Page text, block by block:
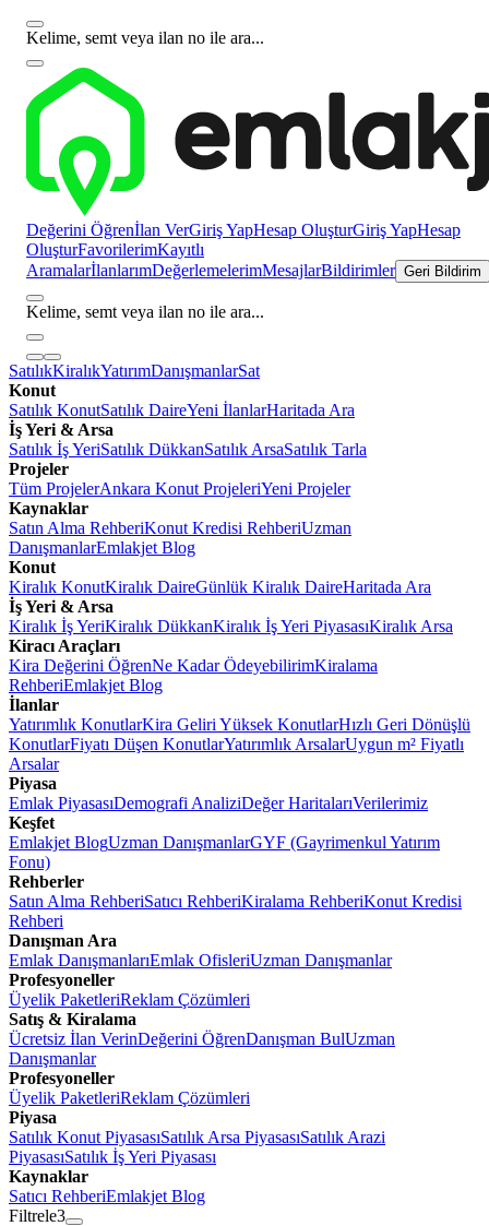
Kelime, semt veya ilan no ile ara...
Değerini Öğrenİlan VerGiriş YapHesap OluşturGiriş YapHesap
OluşturFavorilerimKayıtlı
AramalarİlanlarımDeğerlemelerimMesajlarBildirimler Geri Bildirim
Kelime, semt veya ilan no ile ara...
SatılıkKiralıkYatırımDanışmanlarSat
Konut
Satılık KonutSatılık DaireYeni İlanlarHaritada Ara
İş Yeri & Arsa
Satılık İş YeriSatılık DükkanSatılık ArsaSatılık Tarla
Projeler
Tüm ProjelerAnkara Konut ProjeleriYeni Projeler
Kaynaklar
Satın Alma RehberiKonut Kredisi RehberiUzman
DanışmanlarEmlakjet Blog
Konut
Kiralık KonutKiralık DaireGünlük Kiralık DaireHaritada Ara
İş Yeri & Arsa
Kiralık İş YeriKiralık DükkanKiralık İş Yeri PiyasasıKiralık Arsa
Kiracı Araçları
Kira Değerini ÖğrenNe Kadar ÖdeyebilirimKiralama
RehberiEmlakjet Blog
İlanlar
Yatırımlık KonutlarKira Geliri Yüksek KonutlarHızlı Geri Dönüşlü
KonutlarFiyatı Düşen KonutlarYatırımlık ArsalarUygun m² Fiyatlı
Arsalar
Piyasa
Emlak PiyasasıDemografi AnaliziDeğer HaritalarıVerilerimiz
Keşfet
Emlakjet BlogUzman DanışmanlarGYF (Gayrimenkul Yatırım
Fonu)
Rehberler
Satın Alma RehberiSatıcı RehberiKiralama RehberiKonut Kredisi
Rehberi
Danışman Ara
Emlak DanışmanlarıEmlak OfisleriUzman Danışmanlar
Profesyoneller
Üyelik PaketleriReklam Çözümleri
Satış & Kiralama
Ücretsiz İlan VerinDeğerini ÖğrenDanışman BulUzman
Danışmanlar
Profesyoneller
Üyelik PaketleriReklam Çözümleri
Piyasa
Satılık Konut PiyasasıSatılık Arsa PiyasasıSatılık Arazi
PiyasasıSatılık İş Yeri Piyasası
Kaynaklar
Satıcı RehberiEmlakjet Blog
Filtrele3